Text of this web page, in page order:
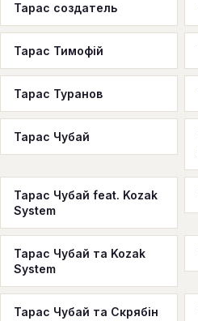
Тарас создатель
Тарас Тимофій
Тарас Туранов
Тарас Чубай
Тарас Чубай feat. Kozak
System
Тарас Чубай та Kozak
System
Тарас Чубай та Скрябін